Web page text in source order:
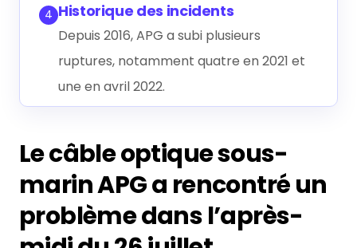
4 Historique des incidents
Depuis 2016, APG a subi plusieurs
ruptures, notamment quatre en 2021 et
une en avril 2022.
Le câble optique sous-
marin APG a rencontré un
problème dans l’après-